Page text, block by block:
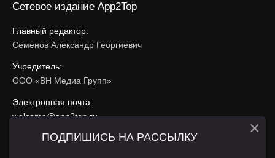
Сетевое издание App2Top
Главный редактор:
Семенов Александр Георгиевич
Учредитель:
ООО «ВН Медиа Групп»
Электронная почта:
welcome@app2top.ru
При использовании материалов активная ссылка на
ПОДПИШИСЬ НА РАССЫЛКУ ×